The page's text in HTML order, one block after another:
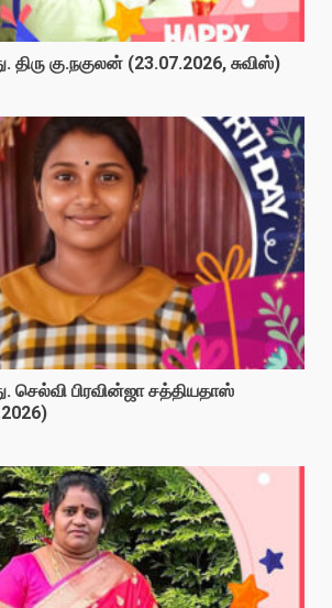
திரு கு.நகுலன் (23.07.2026, சுவிஸ்)
செல்வி பிரவின்ஜா சத்தியதாஸ்